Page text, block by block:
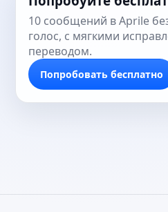
10 сообщений в Aprilе
голос, с мягкими
переводом.
Попробовать бесплатно